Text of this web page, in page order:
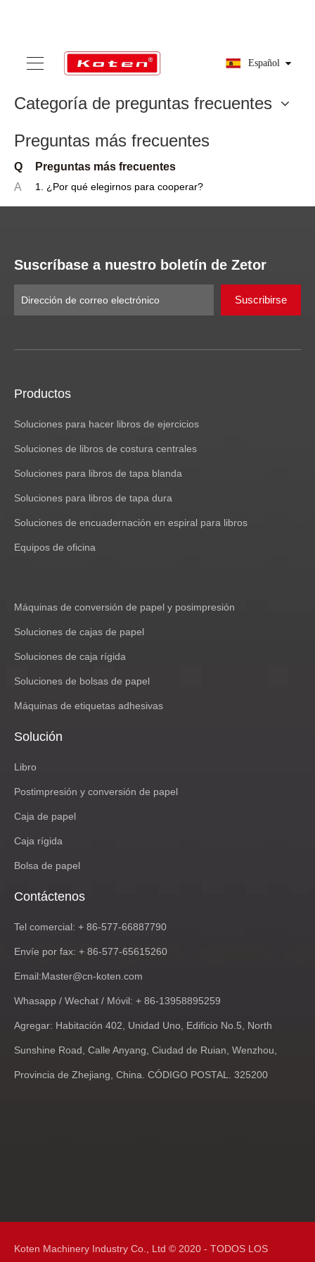
Español
Categoría de preguntas frecuentes
Preguntas más frecuentes
Q
Preguntas más frecuentes
A
1. ¿Por qué elegirnos para cooperar?
Suscríbase a nuestro boletín de Zetor
Suscribirse
Productos
Soluciones para hacer libros de ejercicios
Soluciones de libros de costura centrales
Soluciones para libros de tapa blanda
Soluciones para libros de tapa dura
Soluciones de encuadernación en espiral para libros
Equipos de oficina
Máquinas de conversión de papel y posimpresión
Soluciones de cajas de papel
Soluciones de caja rígida
Soluciones de bolsas de papel
Máquinas de etiquetas adhesivas
Solución
Libro
Postimpresión y conversión de papel
Caja de papel
Caja rígida
Bolsa de papel
Contáctenos
Tel comercial: + 86-577-66887790
Envíe por fax: + 86-577-65615260
Email:Master@cn-koten.com
Whasapp / Wechat / Móvil: + 86-13958895259
Agregar: Habitación 402, Unidad Uno, Edificio No.5, North
Sunshine Road, Calle Anyang, Ciudad de Ruian, Wenzhou,
Provincia de Zhejiang, China. CÓDIGO POSTAL. 325200
Koten Machinery Industry Co., Ltd © 2020 - TODOS LOS